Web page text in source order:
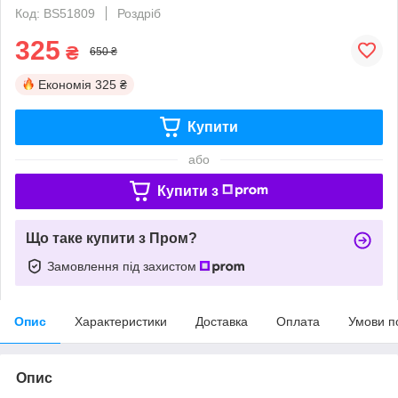
Код: BS51809
Роздріб
325 ₴ 650 ₴
Економія 325 ₴
Купити
або
Купити з
Що таке купити з Пром?
Замовлення під захистом
Опис Характеристики Доставка Оплата Умови
Опис